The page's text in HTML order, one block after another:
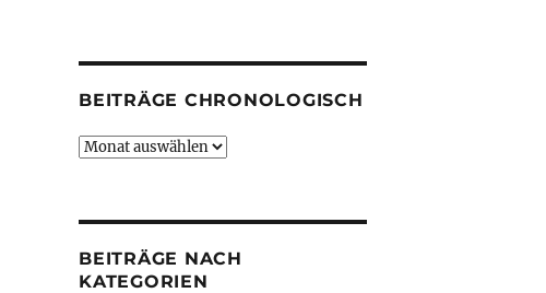
BEITRÄGE CHRONOLOGISCH
Beiträge
BEITRÄGE NACH
KATEGORIEN